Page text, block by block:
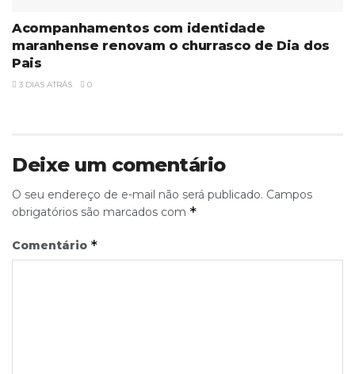
Acompanhamentos com identidade
maranhense renovam o churrasco de Dia dos
Pais
3 DIAS ATRÁS 0
Deixe um comentário
O seu endereço de e-mail não será publicado. Campos
obrigatórios são marcados com *
Comentário *